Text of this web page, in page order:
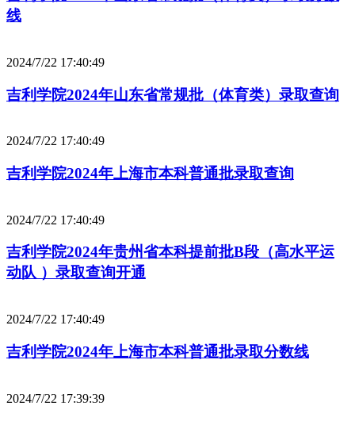
线
2024/7/22 17:40:49
吉利学院2024年山东省常规批（体育类）录取查询
2024/7/22 17:40:49
吉利学院2024年上海市本科普通批录取查询
2024/7/22 17:40:49
吉利学院2024年贵州省本科提前批B段（高水平运
动队 ）录取查询开通
2024/7/22 17:40:49
吉利学院2024年上海市本科普通批录取分数线
2024/7/22 17:39:39